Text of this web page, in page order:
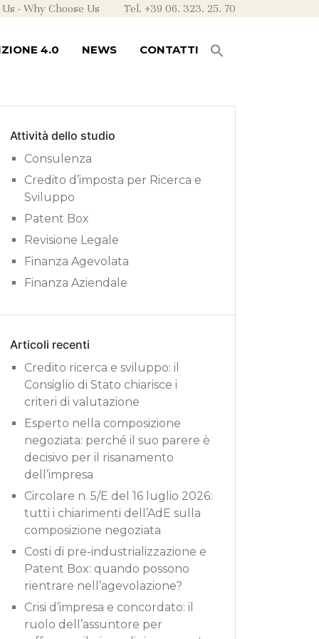
- Why Choose Us Tel. +39 06. 323. 25. 70
4.0 NEWS CONTATTI
Attività dello studio
Consulenza
Credito d’imposta per Ricerca e
Sviluppo
Patent Box
Revisione Legale
Finanza Agevolata
Finanza Aziendale
Articoli recenti
Credito ricerca e sviluppo: il
Consiglio di Stato chiarisce i
criteri di valutazione
Esperto nella composizione
negoziata: perché il suo parere è
decisivo per il risanamento
dell’impresa
Circolare n. 5/E del 16 luglio 2026:
tutti i chiarimenti dell’AdE sulla
composizione negoziata
Costi di pre-industrializzazione e
Patent Box: quando possono
rientrare nell’agevolazione?
Crisi d’impresa e concordato: il
ruolo dell’assuntore per